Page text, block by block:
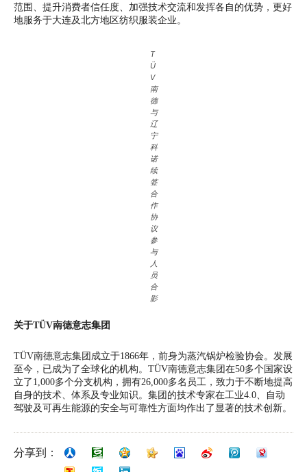
范围、提升消费者信任度、加强技术交流和发挥各自的优势，更好
地服务于大连及北方地区纺织服装企业。
T
Ü
V
南
德
与
辽
宁
科
诺
续
签
合
作
协
议
参
与
人
员
合
影
关于TÜV南德意志集团
TÜV南德意志集团成立于1866年，前身为蒸汽锅炉检验协会。发展
至今，已成为了全球化的机构。TÜV南德意志集团在50多个国家设
立了1,000多个分支机构，拥有26,000多名员工，致力于不断地提高
自身的技术、体系及专业知识。集团的技术专家在工业4.0、自动
驾驶及可再生能源的安全与可靠性方面均作出了显著的技术创新。
分享到：